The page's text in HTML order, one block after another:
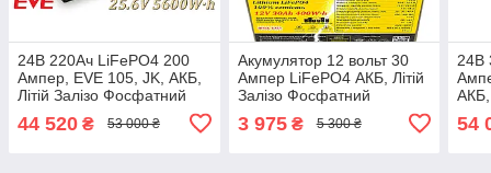
24В 220Ач LiFePO4 200
Ампер, EVE 105, JK, АКБ,
Літій Залізо Фосфатний
заміна для AGM
44 520 ₴ 53 000 ₴
Акумулятор 12 вольт 30
Ампер LiFePO4 АКБ, Літій
Залізо Фосфатний
найкраща заміна для
3 975₴ 5 300 ₴
24В
АКБ,
для
54